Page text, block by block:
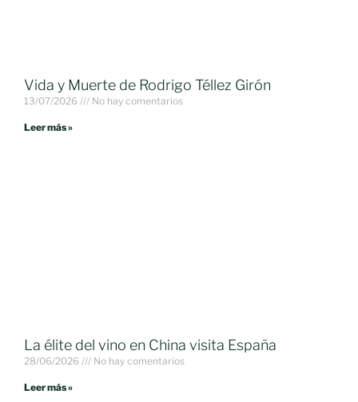
Vida y Muerte de Rodrigo Téllez Girón
13/07/2026 No hay comentarios
Leer más »
La élite del vino en China visita España
28/06/2026 No hay comentarios
Leer más »